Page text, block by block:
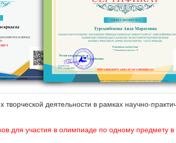
творческой деятельности в рамках научно-
для участия в олимпиаде по одному предмету